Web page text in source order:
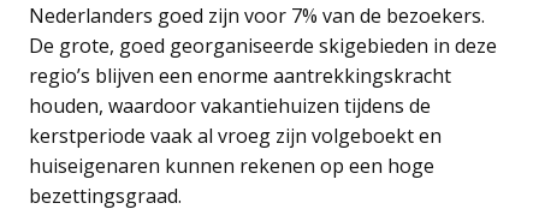
Nederlanders goed zijn voor 7% van de bezoekers.
De grote, goed georganiseerde skigebieden in deze
regio’s blijven een enorme aantrekkingskracht
houden, waardoor vakantiehuizen tijdens de
kerstperiode vaak al vroeg zijn volgeboekt en
huiseigenaren kunnen rekenen op een hoge
bezettingsgraad.